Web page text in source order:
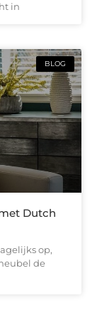
in
BLOG
Dutch
op,
de